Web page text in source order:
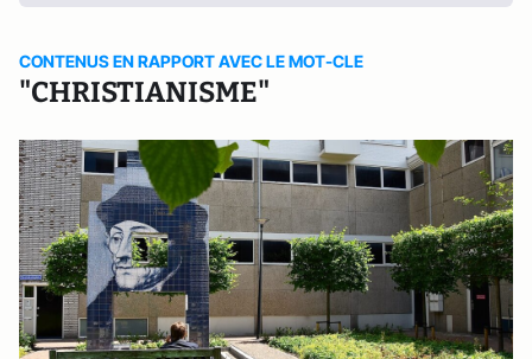
CONTENUS EN RAPPORT AVEC LE MOT-CLE
"CHRISTIANISME"